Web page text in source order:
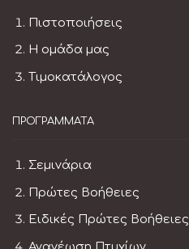
Πιστοποιήσεις
Η ομάδα μας
Τιμοκατάλογος
ΠΡΟΓΡΆΜΜΑΤΑ
Σεμινάρια
Πρώτες Βοήθειες
Ειδικές Πρώτες Βοήθειες